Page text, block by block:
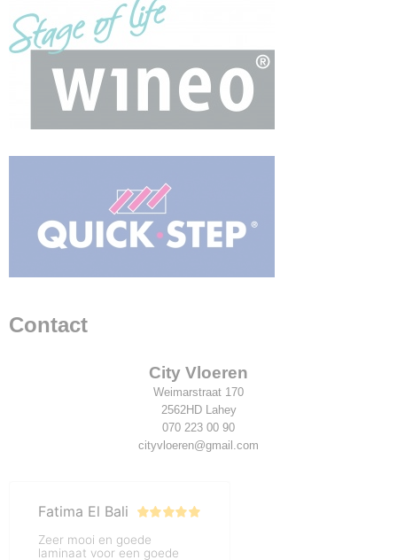
Contact
City Vloeren
Weimarstraat 170
2562HD Lahey
070 223 00 90
cityvloeren@gmail.com